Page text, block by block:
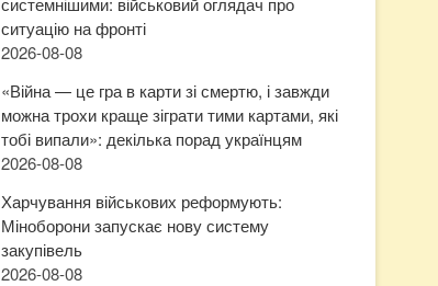
ситуацію на фронті
2026-08-08
«Війна — це гра в карти зі смертю, і завжди
можна трохи краще зіграти тими картами, які
тобі випали»: декілька порад українцям
2026-08-08
Харчування військових реформують:
Міноборони запускає нову систему
закупівель
2026-08-08